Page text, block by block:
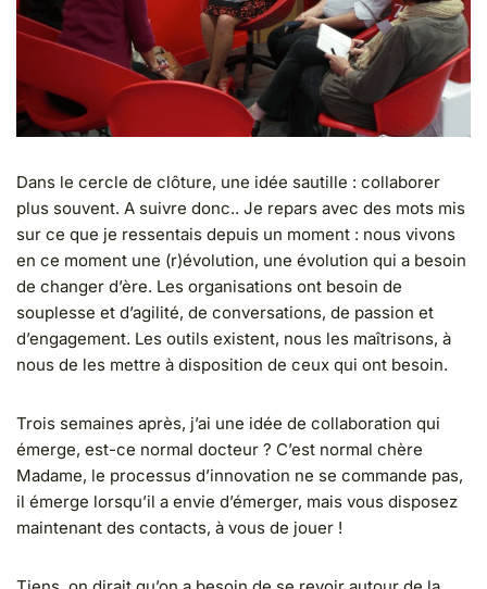
Dans le cercle de clôture, une idée sautille : collaborer
plus souvent. A suivre donc.. Je repars avec des mots mis
sur ce que je ressentais depuis un moment : nous vivons
en ce moment une (r)évolution, une évolution qui a besoin
de changer d’ère. Les organisations ont besoin de
souplesse et d’agilité, de conversations, de passion et
d’engagement. Les outils existent, nous les maîtrisons, à
nous de les mettre à disposition de ceux qui ont besoin.
Trois semaines après, j’ai une idée de collaboration qui
émerge, est-ce normal docteur ? C’est normal chère
Madame, le processus d’innovation ne se commande pas,
il émerge lorsqu’il a envie d’émerger, mais vous disposez
maintenant des contacts, à vous de jouer !